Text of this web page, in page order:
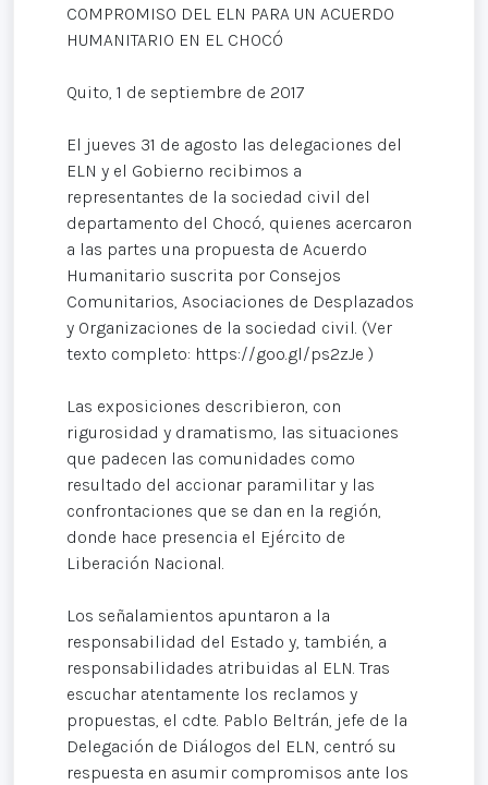
COMPROMISO DEL ELN PARA UN ACUERDO
HUMANITARIO EN EL CHOCÓ
Quito, 1 de septiembre de 2017
El jueves 31 de agosto las delegaciones del
ELN y el Gobierno recibimos a
representantes de la sociedad civil del
departamento del Chocó, quienes acercaron
a las partes una propuesta de Acuerdo
Humanitario suscrita por Consejos
Comunitarios, Asociaciones de Desplazados
y Organizaciones de la sociedad civil. (Ver
texto completo: https://goo.gl/ps2zJe )
Las exposiciones describieron, con
rigurosidad y dramatismo, las situaciones
que padecen las comunidades como
resultado del accionar paramilitar y las
confrontaciones que se dan en la región,
donde hace presencia el Ejército de
Liberación Nacional.
Los señalamientos apuntaron a la
responsabilidad del Estado y, también, a
responsabilidades atribuidas al ELN. Tras
escuchar atentamente los reclamos y
propuestas, el cdte. Pablo Beltrán, jefe de la
Delegación de Diálogos del ELN, centró su
respuesta en asumir compromisos ante los